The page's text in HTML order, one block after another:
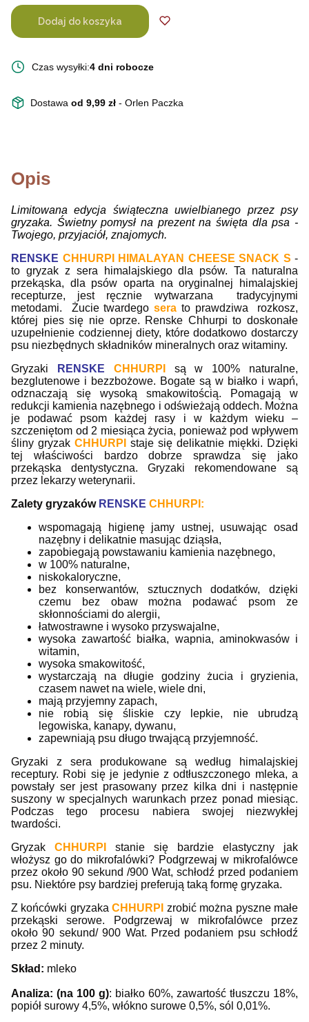
Dodaj do koszyka
Czas wysyłki:4 dni robocze
Dostawa od 9,99 zł - Orlen Paczka
Opis
Limitowana edycja świąteczna uwielbianego przez psy
gryzaka. Świetny pomysł na prezent na święta dla psa -
Twojego, przyjaciół, znajomych.
RENSKE CHHURPI HIMALAYAN CHEESE SNACK S -
to gryzak z sera himalajskiego dla psów. Ta naturalna
przekąska, dla psów oparta na oryginalnej himalajskiej
recepturze, jest ręcznie wytwarzana tradycyjnymi
metodami. Żucie twardego sera to prawdziwa rozkosz,
której pies się nie oprze. Renske Chhurpi to doskonałe
uzupełnienie codziennej diety, które dodatkowo dostarczy
psu niezbędnych składników mineralnych oraz witaminy.
Gryzaki
RENSKE CHHURPI
są w 100% naturalne,
bezglutenowe i bezzbożowe. Bogate są w białko i wapń,
odznaczają się wysoką smakowitością. Pomagają w
redukcji kamienia nazębnego i odświeżają oddech. Można
je podawać psom każdej rasy i w każdym wieku –
szczeniętom od 2 miesiąca życia, ponieważ pod wpływem
śliny gryzak CHHURPI
staje się delikatnie miękki. Dzięki
tej właściwości bardzo dobrze sprawdza się jako
przekąska dentystyczna. Gryzaki rekomendowane są
przez lekarzy weterynarii.
Zalety gryzaków RENSKE CHHURPI:
wspomagają higienę jamy ustnej, usuwając osad
nazębny i delikatnie masując dziąsła,
zapobiegają powstawaniu kamienia nazębnego,
w 100% naturalne,
niskokaloryczne,
bez konserwantów, sztucznych dodatków, dzięki
czemu bez obaw można podawać psom ze
skłonnościami do alergii,
łatwostrawne i wysoko przyswajalne,
wysoka zawartość białka, wapnia, aminokwasów i
witamin,
wysoka smakowitość,
wystarczają na długie godziny żucia i gryzienia,
czasem nawet na wiele, wiele dni,
mają przyjemny zapach,
nie robią się śliskie czy lepkie, nie ubrudzą
legowiska, kanapy, dywanu,
zapewniają psu długo trwającą przyjemność.
Gryzaki z sera produkowane są według himalajskiej
receptury. Robi się je jedynie z odtłuszczonego mleka, a
powstały ser jest prasowany przez kilka dni i następnie
suszony w specjalnych warunkach przez ponad miesiąc.
Podczas tego procesu nabiera swojej niezwykłej
twardości.
Gryzak CHHURPI
stanie się bardzie elastyczny jak
włożysz go do mikrofalówki? Podgrzewaj w mikrofalówce
przez około 90 sekund /900 Wat, schłodź przed podaniem
psu. Niektóre psy bardziej preferują taką formę gryzaka.
Z końcówki gryzakaCHHURPI zrobić można pyszne małe
przekąski serowe. Podgrzewaj w mikrofalówce przez
około 90 sekund/ 900 Wat. Przed podaniem psu schłodź
przez 2 minuty.
Skład: mleko
Analiza: (na 100 g): białko 60%, zawartość tłuszczu 18%,
popiół surowy 4,5%, włókno surowe 0,5%, sól 0,01%.